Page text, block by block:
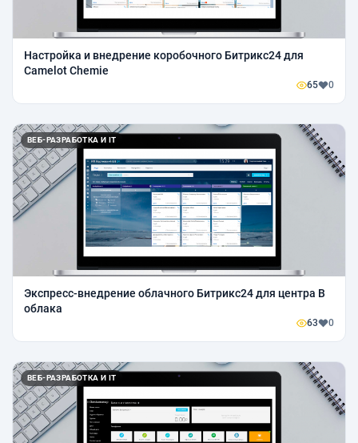
Настройка и внедрение коробочного Битрикс24 для
Camelot Chemie
65 0
ВЕБ-РАЗРАБОТКА И IT
Экспресс-внедрение облачного Битрикс24 для центра В
облака
63 0
ВЕБ-РАЗРАБОТКА И IT